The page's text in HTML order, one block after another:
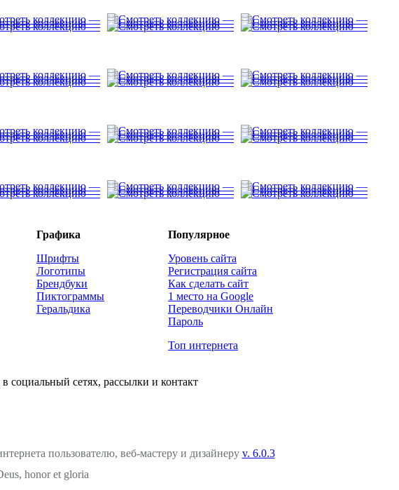
Графика
Шрифты
Логотипы
Брендбуки
Пиктограммы
Геральдика
Популярное
Уровень сайта
Регистрация сайта
Как сделать сайт
1 место на Google
Переводчики Онлайн
Пароль
Топ интернета
в социальный сетях, рассылки и контакт
пользователю, веб-мастеру и дизайнеру v. 6.0.3
honor et gloria